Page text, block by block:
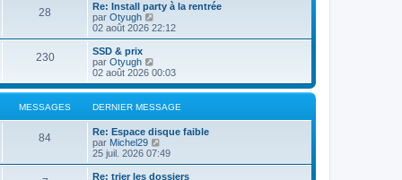
28
Re: Install party à la rentrée
par Otyugh
o
n
l
e
r
l
e
d
e
r
n
i
02 août 2026 22:12
230
SSD & prix
par Otyugh
o
n
s
u
e
r
l
e
02 août 2026 00:03
MESSAGES DERNIER MESSAGE
84
Re: Espace disque faible
par Michel29
o
n
s
25 juil. 2026 07:49
Re: trier les dossiers